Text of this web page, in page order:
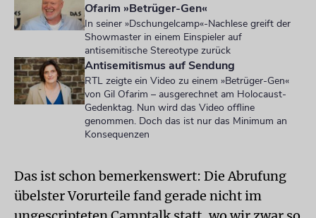
Ofarim »Betrüger-Gen«
In seiner »Dschungelcamp«-Nachlese greift der
Showmaster in einem Einspieler auf
antisemitische Stereotype zurück
Antisemitismus auf Sendung
RTL zeigte ein Video zu einem »Betrüger-Gen«
von Gil Ofarim – ausgerechnet am Holocaust-
Gedenktag. Nun wird das Video offline
genommen. Doch das ist nur das Minimum an
Konsequenzen
Das ist schon bemerkenswert: Die Abrufung
übelster Vorurteile fand gerade nicht im